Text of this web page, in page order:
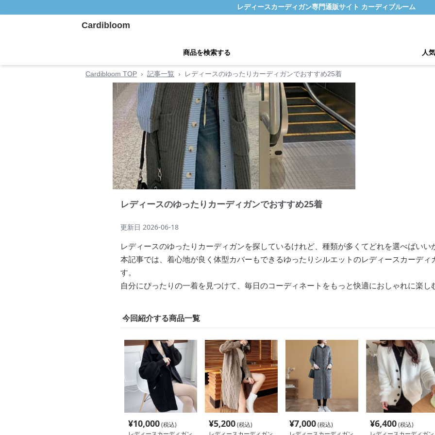
レディースカーディガン専門通販サイト カーディブルーム
Cardibloom
商品を検索する 人
Cardibloom TOP › 記事一覧 › レディースのゆったりカーディガンでおすすめ25着
レディースのゆったりカーディガンでおすすめ25着
更新日 2026-06-18
レディースのゆったりカーディガンを探しているけれど、種類が多くてどれを選べばいい
本記事では、着心地が良く体型カバーもできるゆったりシルエットのレディースカーディ
す。
自分にぴったりの一着を見つけて、毎日のコーディネートをもっと快適におしゃれに楽し
今回紹介する商品一覧
¥10,000(税込)
¥5,200(税込)
¥7,000(税込)
¥6,400(税込)